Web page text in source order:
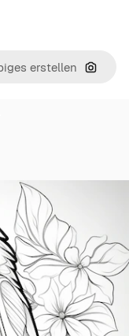
Nach